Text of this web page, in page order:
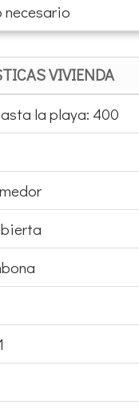
necesario
VIVIENDA
la playa: 400